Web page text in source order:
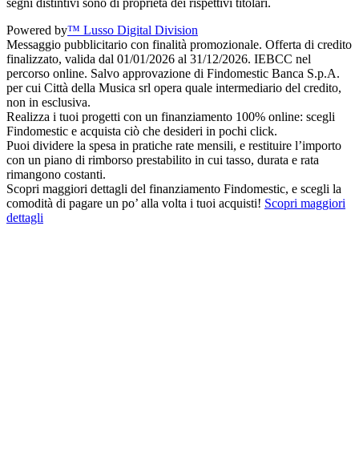
segni distintivi sono di proprietà dei rispettivi titolari.
Powered by™ Lusso Digital Division
Messaggio pubblicitario con finalità promozionale. Offerta di credito
finalizzato, valida dal 01/01/2026 al 31/12/2026. IEBCC nel
percorso online. Salvo approvazione di Findomestic Banca S.p.A.
per cui Città della Musica srl opera quale intermediario del credito,
non in esclusiva.
Realizza i tuoi progetti con un finanziamento 100% online: scegli
Findomestic e acquista ciò che desideri in pochi click.
Puoi dividere la spesa in pratiche rate mensili, e restituire l’importo
con un piano di rimborso prestabilito in cui tasso, durata e rata
rimangono costanti.
Scopri maggiori dettagli del finanziamento Findomestic, e scegli la
comodità di pagare un po’ alla volta i tuoi acquisti! Scopri maggiori
dettagli